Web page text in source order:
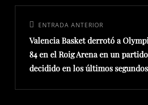
entradas
Entrada
anterior:
ENTRADA ANTERIOR
Valencia Basket derrotó a
84 en el Roig Arena en un
decidido en los últimos